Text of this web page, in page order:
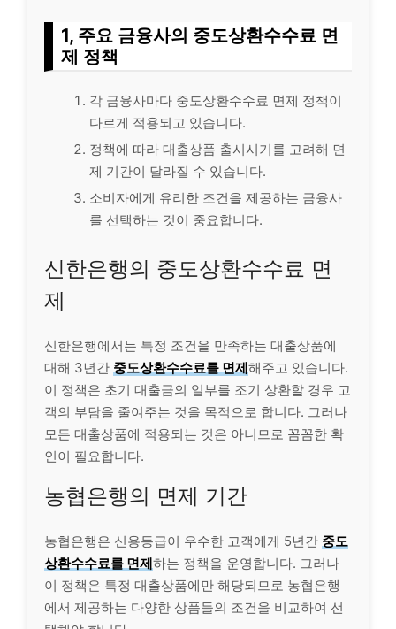
1, 주요 금융사의 중도상환수수료 면
제 정책
각 금융사마다 중도상환수수료 면제 정책이
다르게 적용되고 있습니다.
정책에 따라 대출상품 출시시기를 고려해 면
제 기간이 달라질 수 있습니다.
소비자에게 유리한 조건을 제공하는 금융사
를 선택하는 것이 중요합니다.
신한은행의 중도상환수수료 면
제
신한은행에서는 특정 조건을 만족하는 대출상품에
대해 3년간 중도상환수수료를 면제해주고 있습니다.
이 정책은 초기 대출금의 일부를 조기 상환할 경우 고
객의 부담을 줄여주는 것을 목적으로 합니다. 그러나
모든 대출상품에 적용되는 것은 아니므로 꼼꼼한 확
인이 필요합니다.
농협은행의 면제 기간
농협은행은 신용등급이 우수한 고객에게 5년간 중도
상환수수료를 면제하는 정책을 운영합니다. 그러나
이 정책은 특정 대출상품에만 해당되므로 농협은행
에서 제공하는 다양한 상품들의 조건을 비교하여 선